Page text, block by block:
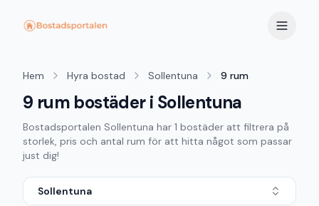
Hem Hyra bostad Sollentuna 9 rum
9 rum bostäder i Sollentuna
Bostadsportalen Sollentuna har 1 bostäder att filtrera på
storlek, pris och antal rum för att hitta något som passar
just dig!
Sollentuna